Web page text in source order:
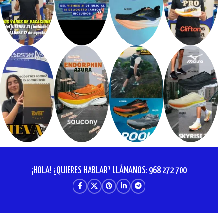
¡HOLA! ¿QUIERES HABLAR? LLÁMANOS: 968 272 700